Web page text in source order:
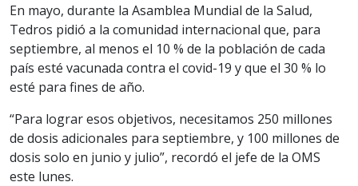
En mayo, durante la Asamblea Mundial de la Salud,
Tedros pidió a la comunidad internacional que, para
septiembre, al menos el 10 % de la población de cada
país esté vacunada contra el covid-19 y que el 30 % lo
esté para fines de año.
“Para lograr esos objetivos, necesitamos 250 millones
de dosis adicionales para septiembre, y 100 millones de
dosis solo en junio y julio”, recordó el jefe de la OMS
este lunes.